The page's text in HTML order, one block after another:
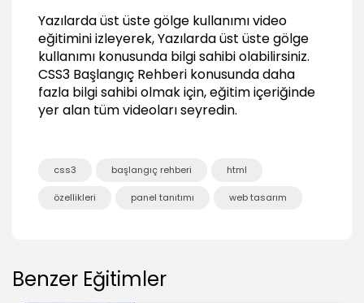
03:18
Düz gradient (Linear gradient)
07:04
Radial Gradient (Dairesel gradient)
04:55
CSS3 Web Fontları (Web Fonts)
Web fontları kullanımı
Yazılarda gölge kullanımı (Text shadows)
Yazılarda üst üste gölge kullanımı video
eğitimini izleyerek, Yazılarda üst üste gölge
kullanımı konusunda bilgi sahibi olabilirsiniz.
CSS3 Başlangıç Rehberi konusunda daha
fazla bilgi sahibi olmak için, eğitim içeriğinde
yer alan tüm videoları seyredin.
css3 başlangıç rehberi html
özellikleri panel tanıtımı web tasarım
Benzer Eğitimler